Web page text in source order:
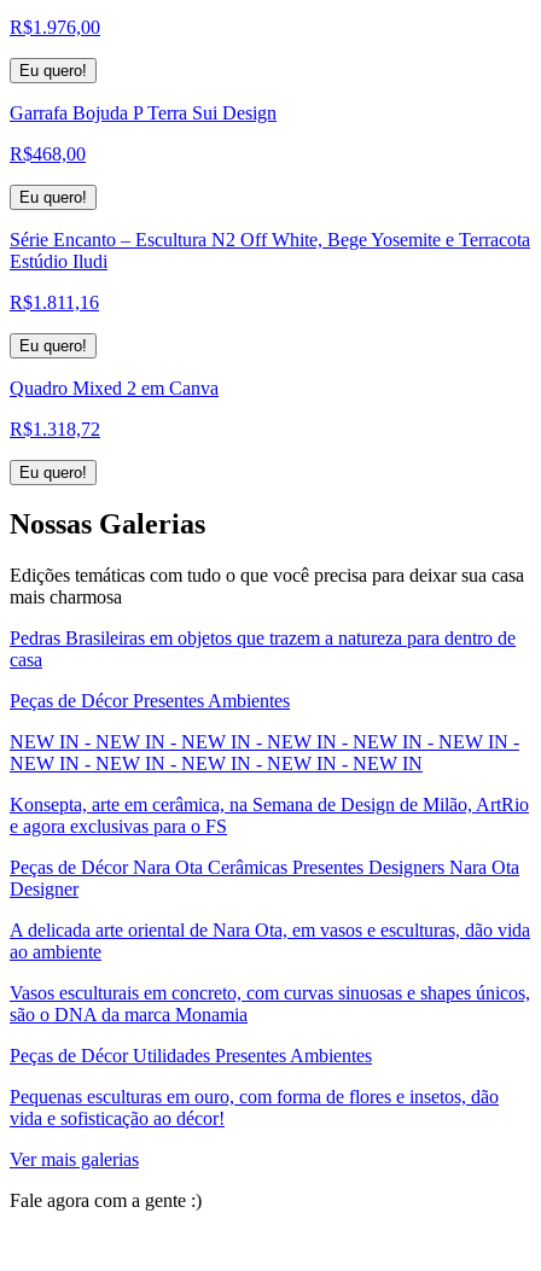
R$1.976,00
Eu quero!
Garrafa Bojuda P Terra Sui Design
R$468,00
Eu quero!
Série Encanto – Escultura N2 Off White, Bege Yosemite e Terracota
Estúdio Iludi
R$1.811,16
Eu quero!
Quadro Mixed 2 em Canva
R$1.318,72
Eu quero!
Nossas Galerias
Edições temáticas com tudo o que você precisa para deixar sua casa
mais charmosa
Pedras Brasileiras em objetos que trazem a natureza para dentro de
casa
Peças de Décor Presentes Ambientes
NEW IN - NEW IN - NEW IN - NEW IN - NEW IN - NEW IN -
NEW IN - NEW IN - NEW IN - NEW IN - NEW IN
Konsepta, arte em cerâmica, na Semana de Design de Milão, ArtRio
e agora exclusivas para o FS
Peças de Décor Nara Ota Cerâmicas Presentes Designers Nara Ota
Designer
A delicada arte oriental de Nara Ota, em vasos e esculturas, dão vida
ao ambiente
Vasos esculturais em concreto, com curvas sinuosas e shapes únicos,
são o DNA da marca Monamia
Peças de Décor Utilidades Presentes Ambientes
Pequenas esculturas em ouro, com forma de flores e insetos, dão
vida e sofisticação ao décor!
Ver mais galerias
Fale agora com a gente :)